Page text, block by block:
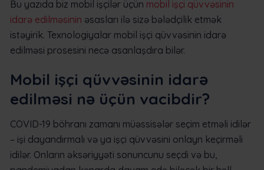
Bu yazıda biz mobil işçilər üçün mobil işçi qüvvəsinin
idarə edilməsinin əsasları ilə sizə bələdçilik etmək
istəyirik. Texnologiyalar mobil işçi qüvvəsinin idarə
edilməsi prosesini necə asanlaşdıra bilər.
Mobil işçi qüvvəsinin idarə
edilməsi nə üçün vacibdir?
COVID-19 böhranı zamanı müəssisələr seçim etməli idilər
– işi dayandırmalı və ya işçi qüvvəsini onlayn keçirməli
idilər. Onların əksəriyyəti sonuncunu seçdi və bu,